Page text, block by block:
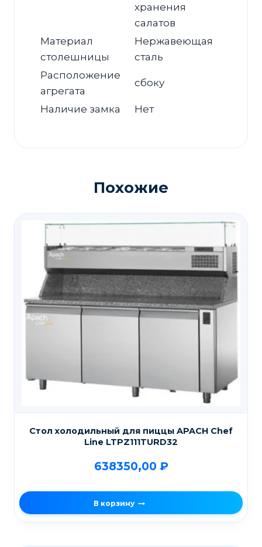
хранения
салатов
Материал
столешницы
Нержавеющая
сталь
Расположение
агрегата
сбоку
Наличие замка Нет
Похожие
Стол холодильный для пиццы APACH Chef
Line LTPZ111TURD32
638350,00 ₽
В корзину